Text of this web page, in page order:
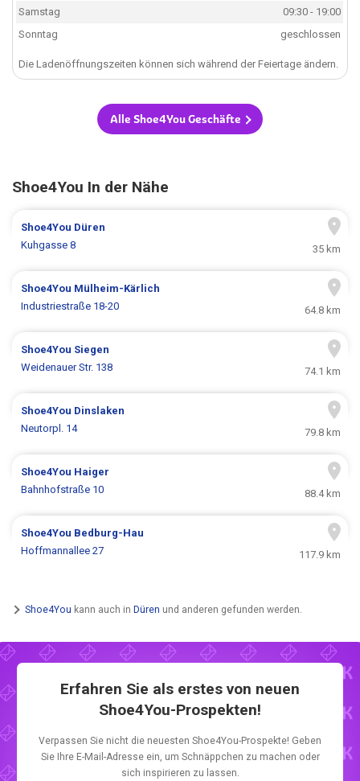
Samstag
09:30 - 19:00
Sonntag
geschlossen
Die Ladenöffnungszeiten können sich während der Feiertage ändern.
Alle Shoe4You Geschäfte
Shoe4You In der Nähe
Shoe4You Düren
Kuhgasse 8
35 km
Shoe4You Mülheim-Kärlich
Industriestraße 18-20
64.8 km
Shoe4You Siegen
Weidenauer Str. 138
74.1 km
Shoe4You Dinslaken
Neutorpl. 14
79.8 km
Shoe4You Haiger
Bahnhofstraße 10
88.4 km
Shoe4You Bedburg-Hau
Hoffmannallee 27
117.9 km
Shoe4You kann auch in Düren und anderen gefunden werden.
Erfahren Sie als erstes von neuen
Shoe4You-Prospekten!
Verpassen Sie nicht die neuesten Shoe4You-Prospekte! Geben
Sie Ihre E-Mail-Adresse ein, um Schnäppchen zu machen oder
sich inspirieren zu lassen.